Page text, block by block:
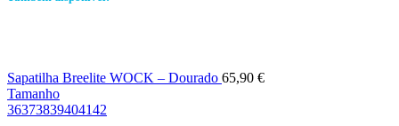
Sapatilha Breelite WOCK – Dourado 65,90 €
Tamanho
36373839404142